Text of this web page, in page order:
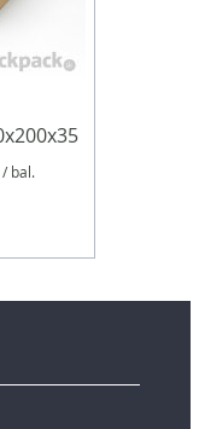
/ bal.